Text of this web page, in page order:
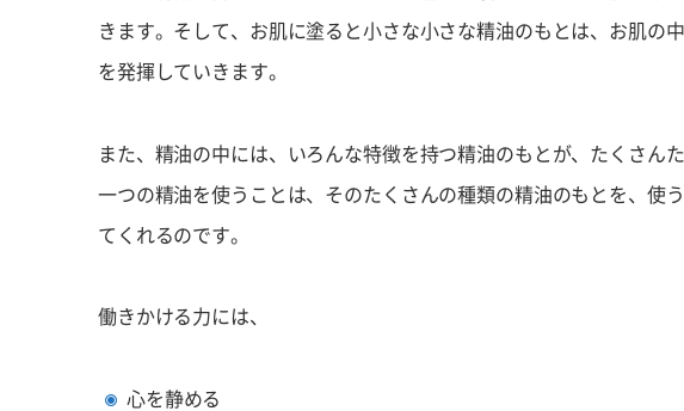
きます。そして、お肌に塗ると小さな小さな精油のもとは、お肌の
を発揮していきます。
また、精油の中には、いろんな特徴を持つ精油のもとが、たくさん
一つの精油を使うことは、そのたくさんの種類の精油のもとを、使
てくれるのです。
働きかける力には、
心を静める